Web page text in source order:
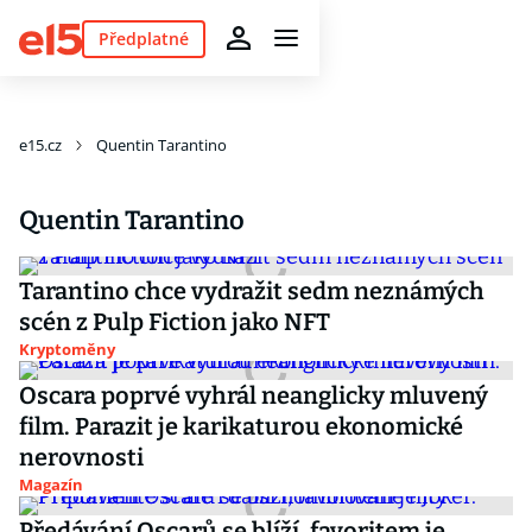
Předplatné
e15.cz Quentin Tarantino
Quentin Tarantino
Tarantino chce vydražit sedm neznámých
scén z Pulp Fiction jako NFT
Kryptoměny
Oscara poprvé vyhrál neanglicky mluvený
film. Parazit je karikaturou ekonomické
nerovnosti
Magazín